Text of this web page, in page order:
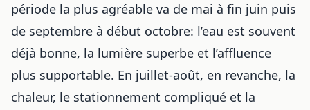
période la plus agréable va de mai à fin juin puis
de septembre à début octobre: l’eau est souvent
déjà bonne, la lumière superbe et l’affluence
plus supportable. En juillet-août, en revanche, la
chaleur, le stationnement compliqué et la